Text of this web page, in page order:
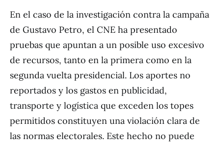
En el caso de la investigación contra la campaña
de Gustavo Petro, el CNE ha presentado
pruebas que apuntan a un posible uso excesivo
de recursos, tanto en la primera como en la
segunda vuelta presidencial. Los aportes no
reportados y los gastos en publicidad,
transporte y logística que exceden los topes
permitidos constituyen una violación clara de
las normas electorales. Este hecho no puede